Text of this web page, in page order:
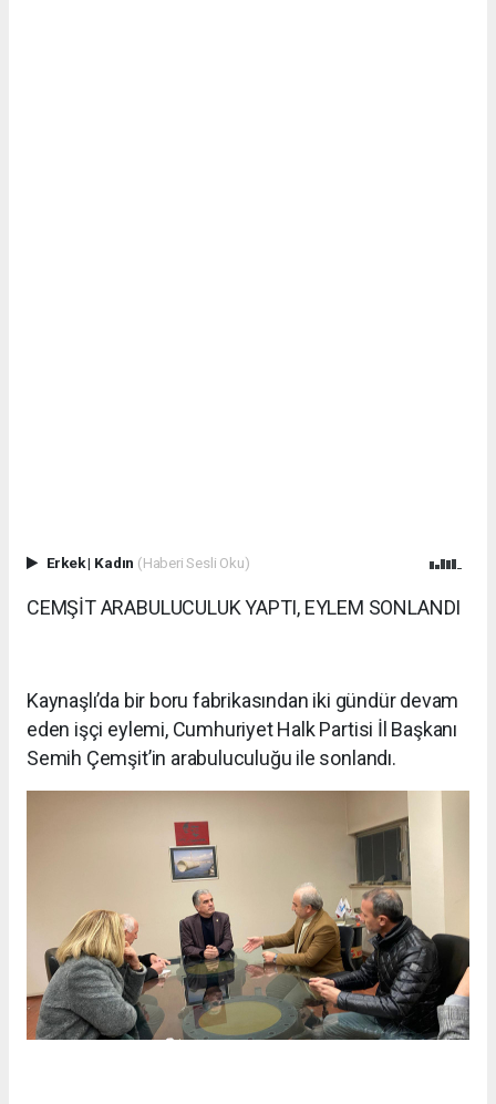
Erkek| Kadın (Haberi Sesli Oku)
CEMŞİT ARABULUCULUK YAPTI, EYLEM SONLANDI
Kaynaşlı’da bir boru fabrikasından iki gündür devam
eden işçi eylemi, Cumhuriyet Halk Partisi İl Başkanı
Semih Çemşit’in arabuluculuğu ile sonlandı.